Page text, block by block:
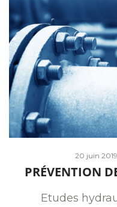
Posted
on
20 juin 2019
PRÉVENTION
Etudes